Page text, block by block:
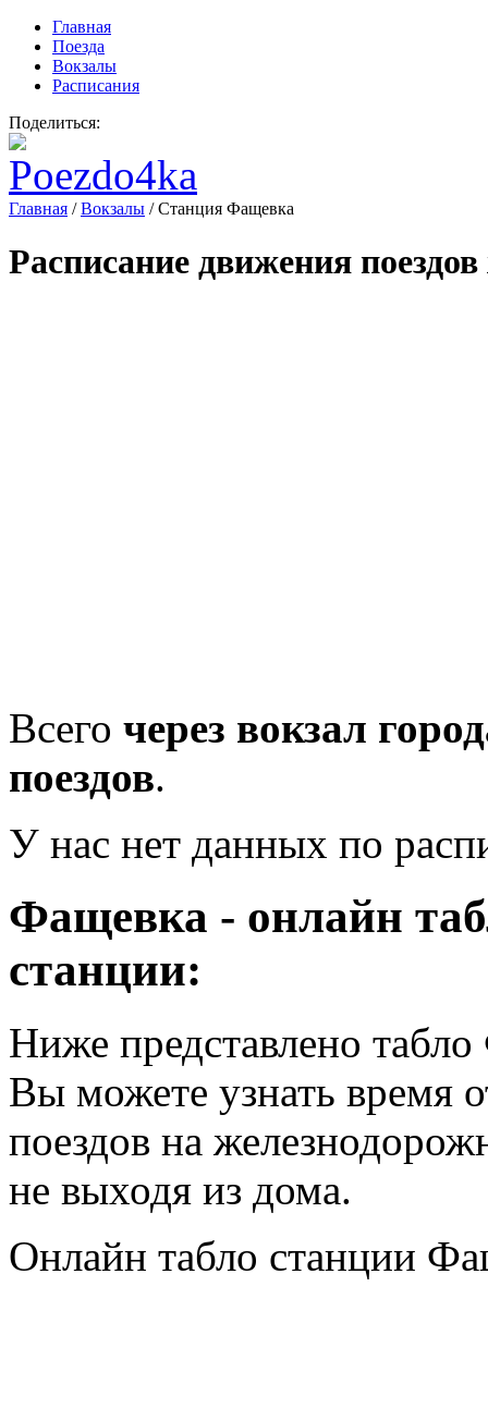
Главная
Поезда
Вокзалы
Расписания
Поделиться:
Главная /Вокзалы /Станция Фащевка
Расписание движения
Всего через вокзал
поездов.
У нас нет данных по
Фащевка - онлайн
станции:
Ниже представлено
Вы можете узнать время
поездов на
не выходя из дома.
Онлайн табло станции